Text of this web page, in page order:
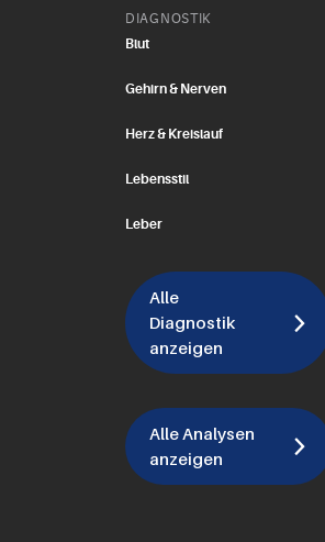
DIAGNOSTIK
Blut
Gehirn & Nerven
Herz & Kreislauf
Lebensstil
Leber
Alle
Diagnostik
anzeigen
Alle Analysen
anzeigen